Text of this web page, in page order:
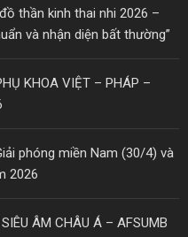
thần kinh thai nhi 2026 –
và nhận diện bất thường”
KHOA VIỆT – PHÁP –
phóng miền Nam (30/4) và
2026
ÂM CHÂU Á – AFSUMB